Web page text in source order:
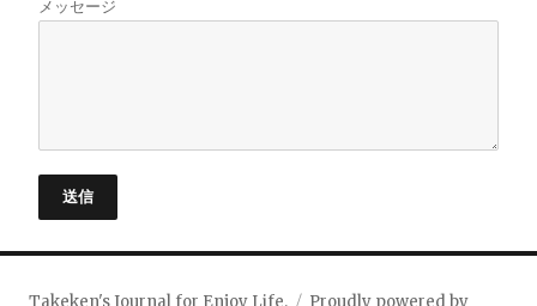
メッセージ
送信